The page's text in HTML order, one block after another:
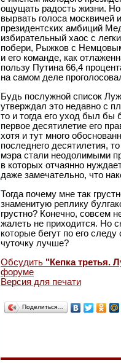
ощущать радость жизни.
вырвать голоса
президентских амбиций
избирательный хаос с
побери, Рыжков с
и его команде, как
пользу Путина 66,4
на самом деле
Будь послужной список
утверждал это недавно с
то и тогда его уход был бы
первое десятилетие его
хотя и тут много
последнего десятилетия,
мэра стали неодолимыми
в которых отчаянно
даже замечательно, что
Тогда почему мне так
знаменитую реплику
грустно? Конечно, совсем
жалеть не приходится. Но
которые бегут по его
чуточку лучше?
Обсудить "Кепка третья.
форуме
Версия для печати
Поделиться…